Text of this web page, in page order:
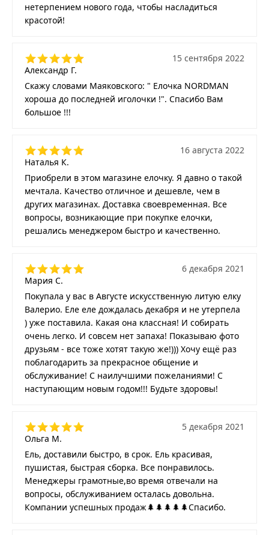
нетерпением нового года, чтобы насладиться
красотой!
Александр Г.
15 сентября 2022
Скажу словами Маяковского: " Елочка NORDMAN
хороша до последней иголочки !". Спасибо Вам
большое !!!
Наталья К.
16 августа 2022
Приобрели в этом магазине елочку. Я давно о такой
мечтала. Качество отличное и дешевле, чем в
других магазинах. Доставка своевременная. Все
вопросы, возникающие при покупке елочки,
решались менеджером быстро и качественно.
Мария С.
6 декабря 2021
Покупала у вас в Августе искусственную литую елку
Валерио. Еле еле дождалась декабря и не утерпела
) уже поставила. Какая она классная! И собирать
очень легко. И совсем нет запаха! Показываю фото
друзьям - все тоже хотят такую же!))) Хочу ещё раз
поблагодарить за прекрасное общение и
обслуживание! С наилучшими пожеланиями! С
наступающим новым годом!!! Будьте здоровы!
Ольга М.
5 декабря 2021
Ель, доставили быстро, в срок. Ель красивая,
пушистая, быстрая сборка. Все понравилось.
Менеджеры грамотные,во время отвечали на
вопросы, обслуживанием осталась довольна.
Компании успешных продаж🌲🌲🌲🌲🌲Спасибо.